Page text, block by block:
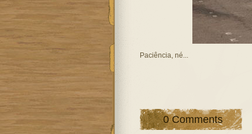
Paciência, né...
0 Comments